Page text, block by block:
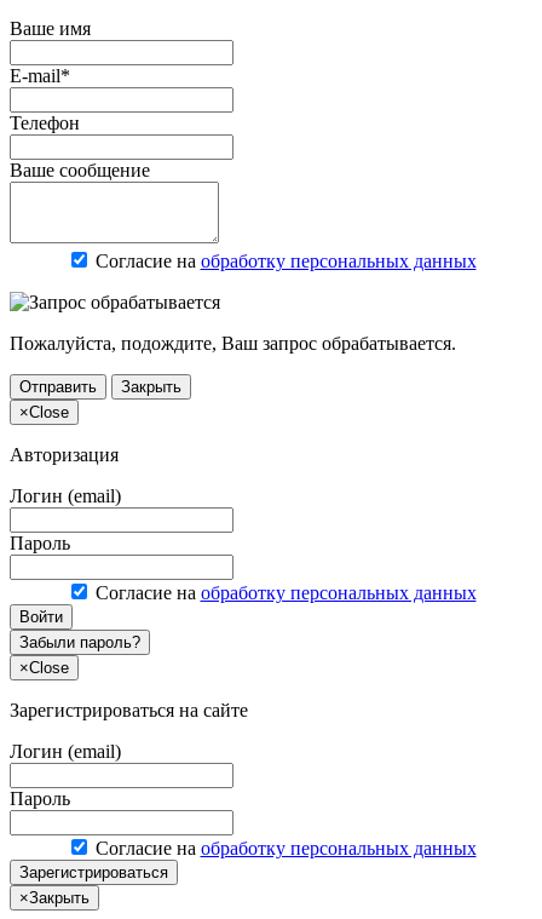
Ваше имя
E-mail*
Телефон
Ваше сообщение
Согласие на обработку персональных данных
Пожалуйста, подождите, Ваш запрос обрабатывается.
Отправить
Закрыть
×Close
Авторизация
Логин (email)
Пароль
Согласие на обработку персональных данных
Войти
Забыли пароль?
×Close
Зарегистрироваться на сайте
Логин (email)
Пароль
Согласие на обработку персональных данных
Зарегистрироваться
×Закрыть